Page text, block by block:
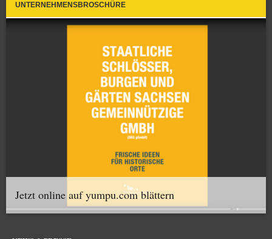
UNTERNEHMENSBROSCHÜRE
Jetzt online auf yumpu.com blättern